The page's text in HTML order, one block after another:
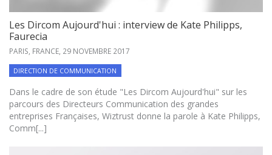
Les Dircom Aujourd'hui : interview de Kate Philipps,
Faurecia
PARIS, FRANCE, 29 NOVEMBRE 2017
DIRECTION DE COMMUNICATION
Dans le cadre de son étude "Les Dircom Aujourd'hui" sur les
parcours des Directeurs Communication des grandes
entreprises Françaises, Wiztrust donne la parole à Kate Philipps,
Comm[...]